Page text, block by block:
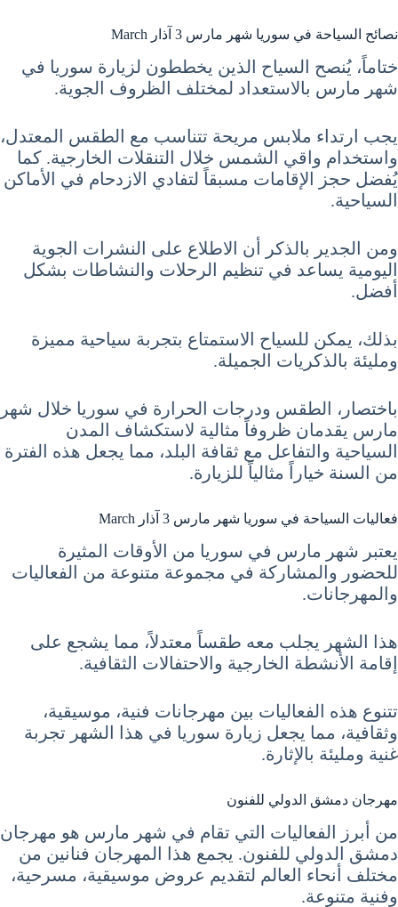
نصائح السياحة في سوريا شهر مارس 3 آذار March
ختاماً، يُنصح السياح الذين يخططون لزيارة سوريا في
شهر مارس بالاستعداد لمختلف الظروف الجوية.
يجب ارتداء ملابس مريحة تتناسب مع الطقس المعتدل،
واستخدام واقي الشمس خلال التنقلات الخارجية. كما
يُفضل حجز الإقامات مسبقاً لتفادي الازدحام في الأماكن
السياحية.
ومن الجدير بالذكر أن الاطلاع على النشرات الجوية
اليومية يساعد في تنظيم الرحلات والنشاطات بشكل
أفضل.
بذلك، يمكن للسياح الاستمتاع بتجربة سياحية مميزة
ومليئة بالذكريات الجميلة.
باختصار، الطقس ودرجات الحرارة في سوريا خلال شهر
مارس يقدمان ظروفاً مثالية لاستكشاف المدن
السياحية والتفاعل مع ثقافة البلد، مما يجعل هذه الفترة
من السنة خياراً مثالياً للزيارة.
فعاليات السياحة في سوريا شهر مارس 3 آذار March
يعتبر شهر مارس في سوريا من الأوقات المثيرة
للحضور والمشاركة في مجموعة متنوعة من الفعاليات
والمهرجانات.
هذا الشهر يجلب معه طقساً معتدلاً، مما يشجع على
إقامة الأنشطة الخارجية والاحتفالات الثقافية.
تتنوع هذه الفعاليات بين مهرجانات فنية، موسيقية،
وثقافية، مما يجعل زيارة سوريا في هذا الشهر تجربة
غنية ومليئة بالإثارة.
مهرجان دمشق الدولي للفنون
من أبرز الفعاليات التي تقام في شهر مارس هو مهرجان
دمشق الدولي للفنون. يجمع هذا المهرجان فنانين من
مختلف أنحاء العالم لتقديم عروض موسيقية، مسرحية،
وفنية متنوعة.